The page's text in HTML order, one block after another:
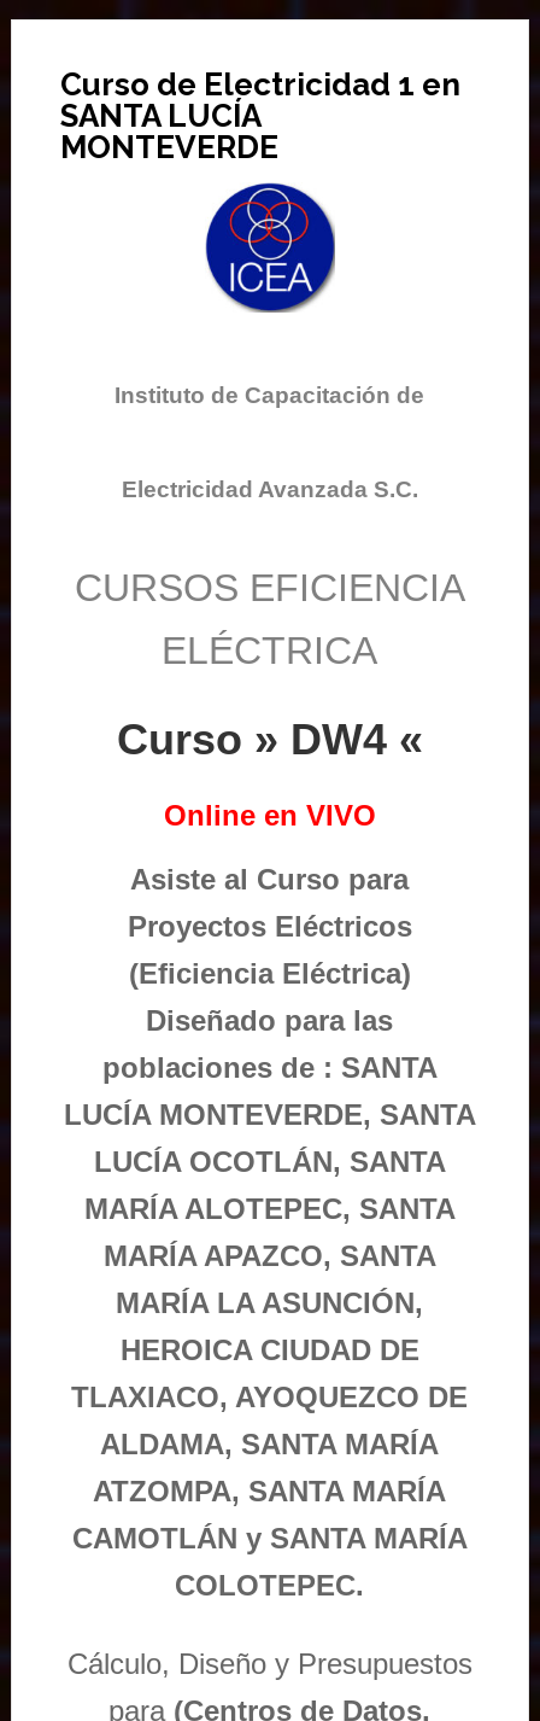
Curso de Electricidad 1 en
SANTA LUCÍA
MONTEVERDE
Instituto de Capacitación de
Electricidad Avanzada S.C.
CURSOS EFICIENCIA
ELÉCTRICA
Curso » DW4 «
Online en VIVO
Asiste al Curso para
Proyectos Eléctricos
(Eficiencia Eléctrica)
Diseñado para las
poblaciones de : SANTA
LUCÍA MONTEVERDE, SANTA
LUCÍA OCOTLÁN, SANTA
MARÍA ALOTEPEC, SANTA
MARÍA APAZCO, SANTA
MARÍA LA ASUNCIÓN,
HEROICA CIUDAD DE
TLAXIACO, AYOQUEZCO DE
ALDAMA, SANTA MARÍA
ATZOMPA, SANTA MARÍA
CAMOTLÁN y SANTA MARÍA
COLOTEPEC.
Cálculo, Diseño y Presupuestos
para (Centros de Datos,